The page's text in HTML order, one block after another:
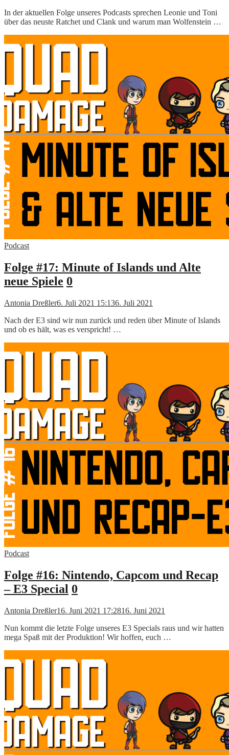
In der aktuellen Folge unseres Podcasts sprechen Leonie und Toni
über das neuste Ratchet und Clank und warum man Wolfenstein …
Podcast
Folge #17: Minute of Islands und Alte
neue Spiele 0
Antonia Dreßler6. Juli 2021 15:136. Juli 2021
Nach der E3 sind wir nun zurück und reden über Minute of Islands
und ob es hält, was es verspricht! …
Podcast
Folge #16: Nintendo, Capcom und Recap
– E3 Special 0
Antonia Dreßler16. Juni 2021 17:2816. Juni 2021
Nun kommt die letzte Folge unseres E3 Specials raus und wir hatten
mega Spaß mit der Produktion! Wir hoffen, euch …